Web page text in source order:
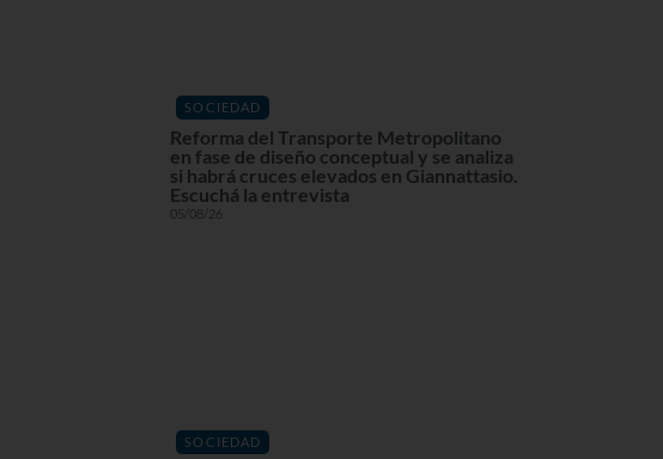
SOCIEDAD
Reforma del Transporte Metropolitano
en fase de diseño conceptual y se analiza
si habrá cruces elevados en Giannattasio.
Escuchá la entrevista
05/08/26
SOCIEDAD